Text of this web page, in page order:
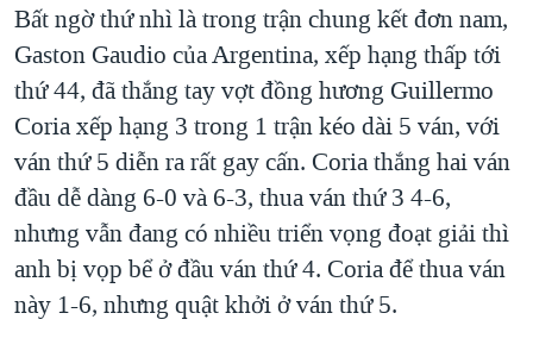
NGƯ DÂN VIỆT VÀ LÀN SÓNG TRỘM HẢI SÂM
BÊN KIA QUỐC LỘ: TIẾNG VỌNG TỪ NÔNG THÔN MỸ
QUAN HỆ VIỆT MỸ
Bất ngờ thứ nhì là trong trận chung kết đơn nam,
Gaston Gaudio của Argentina, xếp hạng thấp tới
thứ 44, đã thắng tay vợt đồng hương Guillermo
Coria xếp hạng 3 trong 1 trận kéo dài 5 ván, với
ván thứ 5 diễn ra rất gay cấn. Coria thắng hai ván
đầu dễ dàng 6-0 và 6-3, thua ván thứ 3 4-6,
nhưng vẫn đang có nhiều triển vọng đoạt giải thì
anh bị vọp bể ở đầu ván thứ 4. Coria để thua ván
này 1-6, nhưng quật khởi ở ván thứ 5.